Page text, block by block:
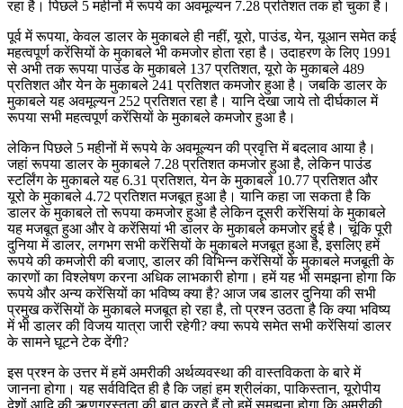
रहा है। पिछले 5 महीनों में रूपये का अवमूल्यन 7.28 प्रतिशत तक हो चुका है।
पूर्व में रूपया, केवल डालर के मुकाबले ही नहीं, यूरो, पाउंड, येन, यूआन समेत कई
महत्वपूर्ण करेंसियों के मुकाबले भी कमजोर होता रहा है। उदाहरण के लिए 1991
से अभी तक रूपया पाउंड के मुकाबले 137 प्रतिशत, यूरो के मुकाबले 489
प्रतिशत और येन के मुकाबले 241 प्रतिशत कमजोर हुआ है। जबकि डालर के
मुकाबले यह अवमूल्यन 252 प्रतिशत रहा है। यानि देखा जाये तो दीर्घकाल में
रूपया सभी महत्वपूर्ण करेंसियों के मुकाबले कमजोर हुआ है।
लेकिन पिछले 5 महीनों में रूपये के अवमूल्यन की प्रवृत्ति में बदलाव आया है।
जहां रूपया डालर के मुकाबले 7.28 प्रतिशत कमजोर हुआ है, लेकिन पाउंड
स्टर्लिंग के मुकाबले यह 6.31 प्रतिशत, येन के मुकाबले 10.77 प्रतिशत और
यूरो के मुकाबले 4.72 प्रतिशत मजबूत हुआ है। यानि कहा जा सकता है कि
डालर के मुकाबले तो रूपया कमजोर हुआ है लेकिन दूसरी करेंसियां के मुकाबले
यह मजबूत हुआ और वे करेंसियां भी डालर के मुकाबले कमजोर हुई है। चूंकि पूरी
दुनिया में डालर, लगभग सभी करेंसियों के मुकाबले मजबूत हुआ है, इसलिए हमें
रूपये की कमजोरी की बजाए, डालर की विभिन्न करेंसियों के मुकाबले मजबूती के
कारणों का विश्लेषण करना अधिक लाभकारी होगा। हमें यह भी समझना होगा कि
रूपये और अन्य करेंसियों का भविष्य क्या है? आज जब डालर दुनिया की सभी
प्रमुख करेंसियों के मुकाबले मजबूत हो रहा है, तो प्रश्न उठता है कि क्या भविष्य
में भी डालर की विजय यात्रा जारी रहेगी? क्या रूपये समेत सभी करेंसियां डालर
के सामने घूटने टेक देंगी?
इस प्रश्न के उत्तर में हमें अमरीकी अर्थव्यवस्था की वास्तविकता के बारे में
जानना होगा। यह सर्वविदित ही है कि जहां हम श्रीलंका, पाकिस्तान, यूरोपीय
देशों आदि की ऋणग्रस्तता की बात करते हैं तो हमें समझना होगा कि अमरीकी